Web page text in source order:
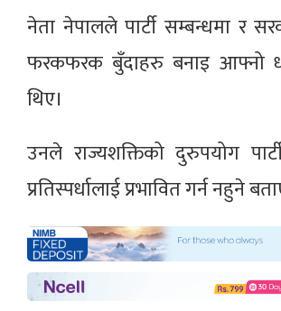
नेता नेपालले पार्टी सम्बन्धमा र
फरकफरक बुँदाहरु बनाइ आफ्नो
थिए।
उनले राज्यशक्तिको दुरुपयोग
प्रतिस्पर्धालाई प्रभावित गर्न नहुने